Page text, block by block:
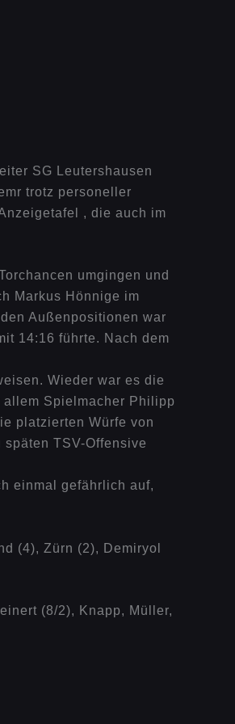
SG Leutershausen
trotz personeller
, die auch im
umgingen und
Markus Hönnige im
Außenpositionen war
14:16 führte. Nach dem
Wieder war es die
allem Spielmacher Philipp
platzierten Würfe von
TSV-Offensive
einmal gefährlich auf,
(4), Zürn (2), Demiryol
(8/2), Knapp, Müller,